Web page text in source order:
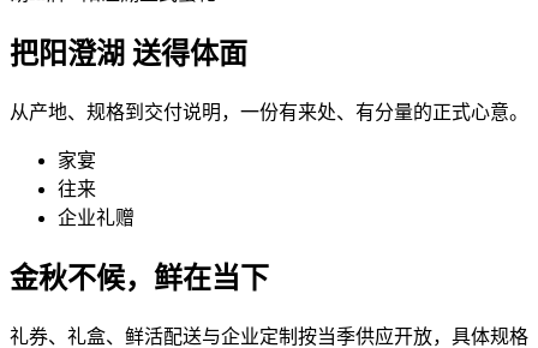
把阳澄湖 送得体面
从产地、规格到交付说明，一份有来处、有分量的正式心意。
家宴
往来
企业礼赠
金秋不候， 鲜在当下
礼券、礼盒、鲜活配送与企业定制按当季供应开放，具体规格